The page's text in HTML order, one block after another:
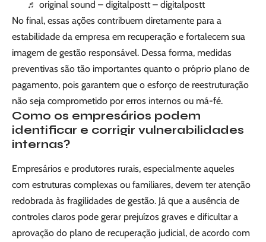
♬ original sound – digitalpostt – digitalpostt
No final, essas ações contribuem diretamente para a
estabilidade da empresa em recuperação e fortalecem sua
imagem de gestão responsável. Dessa forma, medidas
preventivas são tão importantes quanto o próprio plano de
pagamento, pois garantem que o esforço de reestruturação
não seja comprometido por erros internos ou má-fé.
Como os empresários podem
identificar e corrigir vulnerabilidades
internas?
Empresários e produtores rurais, especialmente aqueles
com estruturas complexas ou familiares, devem ter atenção
redobrada às fragilidades de gestão. Já que a ausência de
controles claros pode gerar prejuízos graves e dificultar a
aprovação do plano de recuperação judicial, de acordo com